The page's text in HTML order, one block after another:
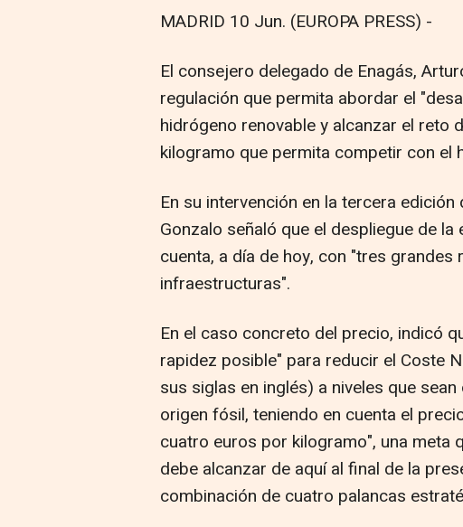
MADRID 10 Jun. (EUROPA PRESS) -
El consejero delegado de Enagás,
regulación que permita abordar el
hidrógeno renovable y alcanzar el reto
kilogramo que permita competir con el
En su intervención en la tercera
Gonzalo señaló que el despliegue de
cuenta, a día de hoy, con "tres
infraestructuras".
En el caso concreto del precio, indicó
rapidez posible" para reducir el Coste
sus siglas en inglés) a niveles que
origen fósil, teniendo en cuenta el
cuatro euros por kilogramo", una meta
debe alcanzar de aquí al final de la
combinación de cuatro palancas